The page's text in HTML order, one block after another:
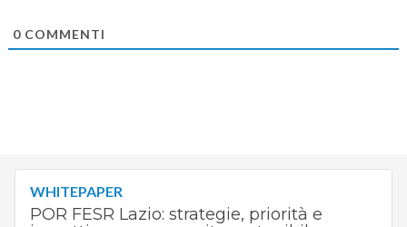
0COMMENTI
WHITEPAPER
POR FESR Lazio: strategie, priorità e